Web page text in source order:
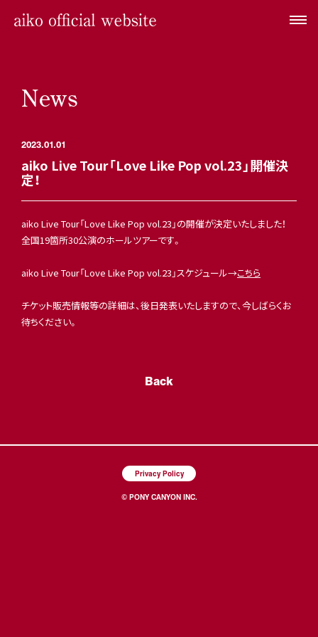
News
2023.01.01
aiko Live Tour「Love Like Pop vol.23」開催決
定！
aiko Live Tour「Love Like Pop vol.23」の開催が決定いたしました！
全国19箇所30公演のホールツアーです。
aiko Live Tour「Love Like Pop vol.23」スケジュール→こちら
チケット販売情報等の詳細は、後日発表いたしますので、今しばらくお
待ちください。
Back
Privacy Policy
© PONY CANYON INC.